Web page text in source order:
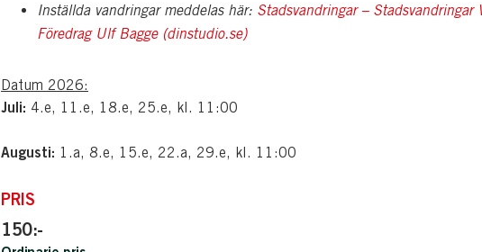
Inställda vandringar meddelas här: Stadsvandringar – Stadsvandringar
Föredrag Ulf Bagge (dinstudio.se)
Datum 2026:
Juli: 4.e, 11.e, 18.e, 25.e, kl. 11:00
Augusti: 1.a, 8.e, 15.e, 22.a, 29.e, kl. 11:00
PRIS
150:-